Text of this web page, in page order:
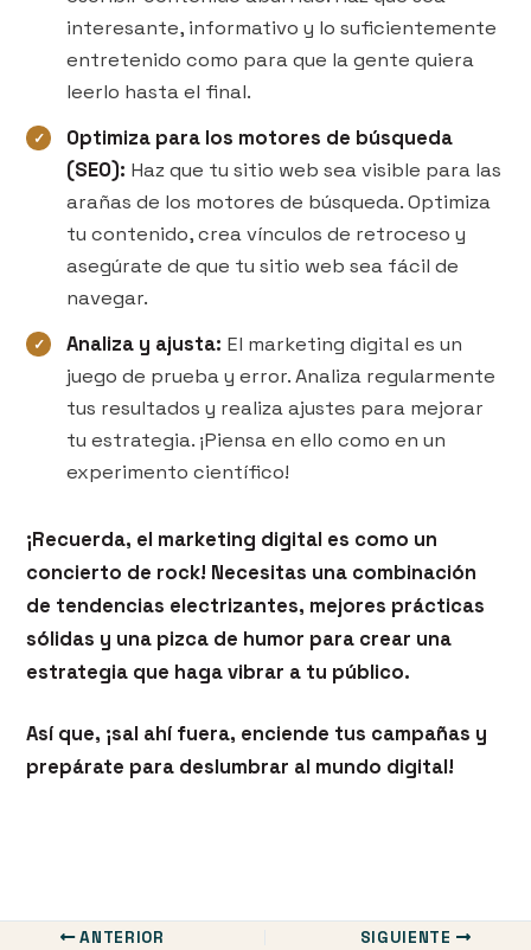
interesante, informativo y lo suficientemente
entretenido como para que la gente quiera
leerlo hasta el final.
Optimiza para los motores de búsqueda
(SEO): Haz que tu sitio web sea visible para las
arañas de los motores de búsqueda. Optimiza
tu contenido, crea vínculos de retroceso y
asegúrate de que tu sitio web sea fácil de
navegar.
Analiza y ajusta: El marketing digital es un
juego de prueba y error. Analiza regularmente
tus resultados y realiza ajustes para mejorar
tu estrategia. ¡Piensa en ello como en un
experimento científico!
¡Recuerda, el marketing digital es como un
concierto de rock! Necesitas una combinación
de tendencias electrizantes, mejores prácticas
sólidas y una pizca de humor para crear una
estrategia que haga vibrar a tu público.
Así que, ¡sal ahí fuera, enciende tus campañas y
prepárate para deslumbrar al mundo digital!
ANTERIOR SIGUIENTE